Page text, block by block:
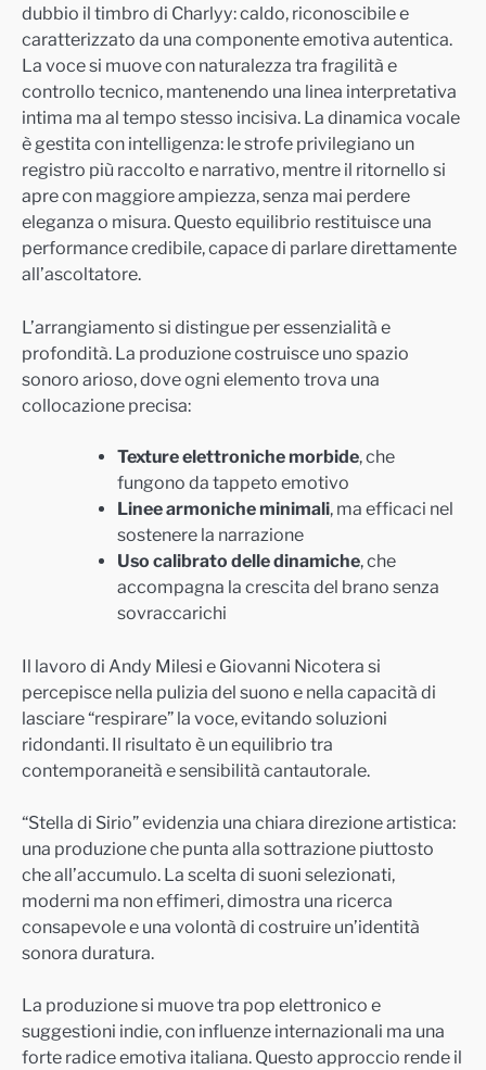
dubbio il timbro di Charlyy: caldo, riconoscibile e
caratterizzato da una componente emotiva autentica.
La voce si muove con naturalezza tra fragilità e
controllo tecnico, mantenendo una linea interpretativa
intima ma al tempo stesso incisiva. La dinamica vocale
è gestita con intelligenza: le strofe privilegiano un
registro più raccolto e narrativo, mentre il ritornello si
apre con maggiore ampiezza, senza mai perdere
eleganza o misura. Questo equilibrio restituisce una
performance credibile, capace di parlare direttamente
all’ascoltatore.
L’arrangiamento si distingue per essenzialità e
profondità. La produzione costruisce uno spazio
sonoro arioso, dove ogni elemento trova una
collocazione precisa:
Texture elettroniche morbide, che
fungono da tappeto emotivo
Linee armoniche minimali, ma efficaci nel
sostenere la narrazione
Uso calibrato delle dinamiche, che
accompagna la crescita del brano senza
sovraccarichi
Il lavoro di Andy Milesi e Giovanni Nicotera si
percepisce nella pulizia del suono e nella capacità di
lasciare “respirare” la voce, evitando soluzioni
ridondanti. Il risultato è un equilibrio tra
contemporaneità e sensibilità cantautorale.
“Stella di Sirio” evidenzia una chiara direzione artistica:
una produzione che punta alla sottrazione piuttosto
che all’accumulo. La scelta di suoni selezionati,
moderni ma non effimeri, dimostra una ricerca
consapevole e una volontà di costruire un’identità
sonora duratura.
La produzione si muove tra pop elettronico e
suggestioni indie, con influenze internazionali ma una
forte radice emotiva italiana. Questo approccio rende il